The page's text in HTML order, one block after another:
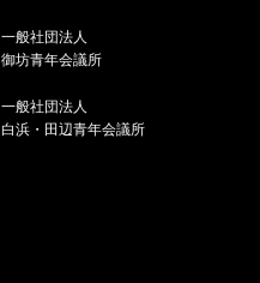
一般社団法人
御坊青年会議所
一般社団法人
白浜・田辺青年会議所